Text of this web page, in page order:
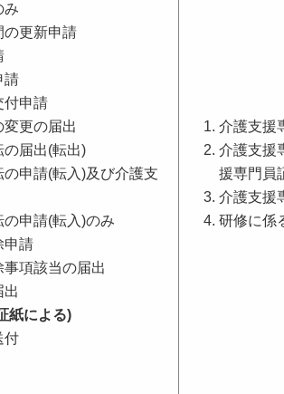
み
の更新申請
請
付申請
更の届出
届出(転出)
申請(転入)及び介護支
申請(転入)のみ
申請
項該当の届出
出
紙による)
付
介護支援
介護支援
援専門員
介護支援
研修に係